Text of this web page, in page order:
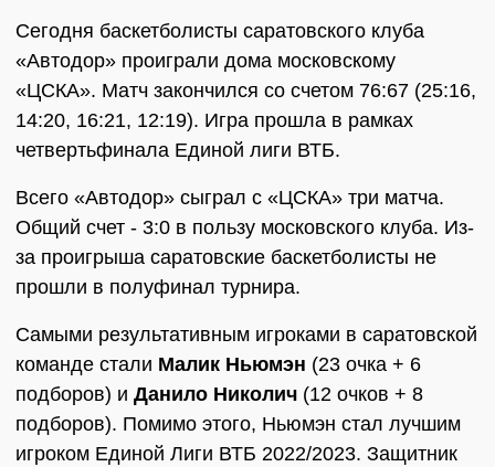
Сегодня баскетболисты саратовского клуба
«Автодор» проиграли дома московскому
«ЦСКА». Матч закончился со счетом 76:67 (25:16,
14:20, 16:21, 12:19). Игра прошла в рамках
четвертьфинала Единой лиги ВТБ.
Всего «Автодор» сыграл с «ЦСКА» три матча.
Общий счет - 3:0 в пользу московского клуба. Из-
за проигрыша саратовские баскетболисты не
прошли в полуфинал турнира.
Самыми результативным игроками в саратовской
команде стали Малик Ньюмэн (23 очка + 6
подборов) и Данило Николич (12 очков + 8
подборов). Помимо этого, Ньюмэн стал лучшим
игроком Единой Лиги ВТБ 2022/2023. Защитник